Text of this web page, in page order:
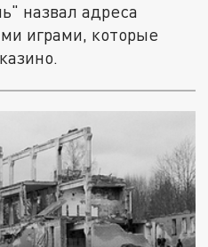
назвал адреса
играми, которые